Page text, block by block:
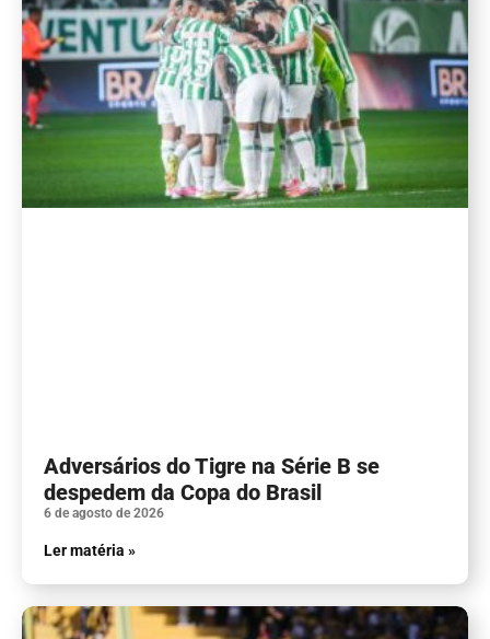
Adversários do Tigre na Série B se
despedem da Copa do Brasil
6 de agosto de 2026
Ler matéria »